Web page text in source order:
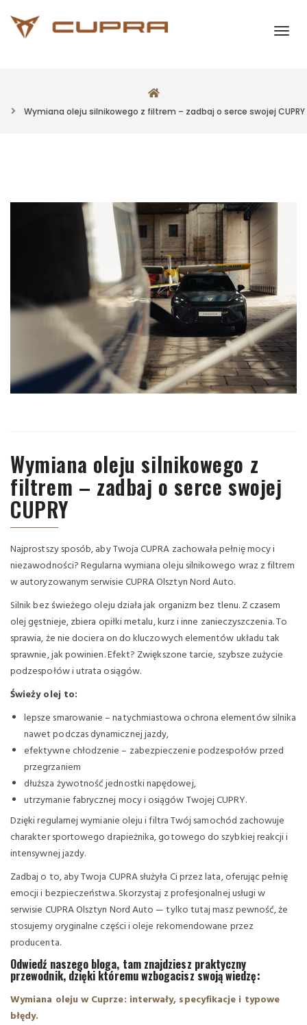
Wymiana oleju silnikowego z filtrem – zadbaj o serce swojej CUPRY
Wymiana oleju silnikowego z
filtrem – zadbaj o serce swojej
CUPRY
Najprostszy sposób, aby Twoja CUPRA zachowała pełnię mocy i
niezawodności? Regularna wymiana oleju silnikowego wraz z filtrem
w autoryzowanym serwisie CUPRA Olsztyn Nord Auto.
Silnik bez świeżego oleju działa jak organizm bez tlenu. Z czasem
olej gęstnieje, zbiera opiłki metalu, kurz i inne zanieczyszczenia. To
sprawia, że nie dociera on do kluczowych elementów układu tak
sprawnie, jak powinien. Efekt? Zwiększone tarcie, szybsze zużycie
podzespołów i utrata osiągów.
Świeży olej to:
lepsze smarowanie – natychmiastowa ochrona elementów silnika
nawet podczas dynamicznej jazdy,
efektywne chłodzenie – zabezpieczenie podzespołów przed
przegrzaniem
dłuższa żywotność jednostki napędowej,
utrzymanie fabrycznej mocy i osiągów Twojej CUPRY.
Dzięki regularnej wymianie oleju i filtra Twój samochód zachowuje
charakter sportowego drapieżnika, gotowego do szybkiej reakcji i
intensywnej jazdy.
Zadbaj o to, aby Twoja CUPRA służyła Ci przez lata, oferując pełnię
emocji i bezpieczeństwa. Skorzystaj z profesjonalnej usługi w
serwisie CUPRA Olsztyn Nord Auto — tylko tutaj masz pewność, że
stosujemy oryginalne części i oleje rekomendowane przez
producenta.
Odwiedź naszego bloga, tam znajdziesz praktyczny
przewodnik, dzięki któremu wzbogacisz swoją wiedzę:
Wymiana oleju w Cuprze: interwały, specyfikacje i typowe
błędy.